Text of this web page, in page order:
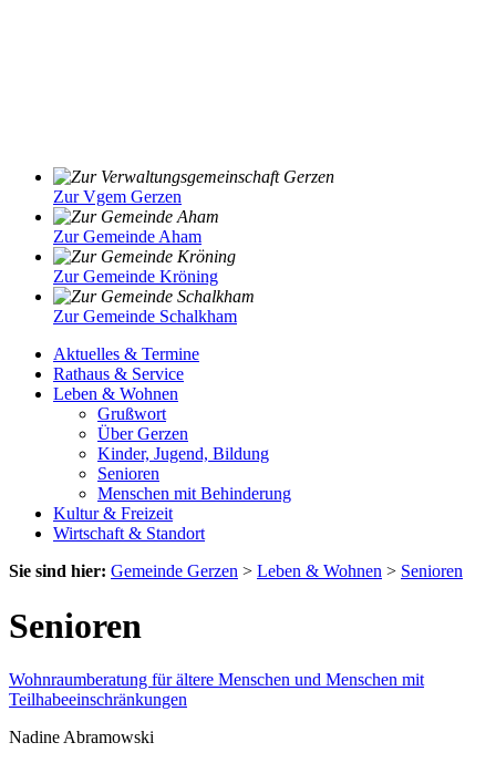
Zur Vgem Gerzen
Zur Gemeinde Aham
Zur Gemeinde Kröning
Zur Gemeinde Schalkham
Aktuelles & Termine
Rathaus & Service
Leben & Wohnen
Grußwort
Über Gerzen
Kinder, Jugend, Bildung
Senioren
Menschen mit Behinderung
Kultur & Freizeit
Wirtschaft & Standort
Sie sind hier: Gemeinde Gerzen > Leben & Wohnen > Senioren
Senioren
Wohnraumberatung für ältere Menschen und Menschen mit
Teilhabeeinschränkungen
Nadine Abramowski